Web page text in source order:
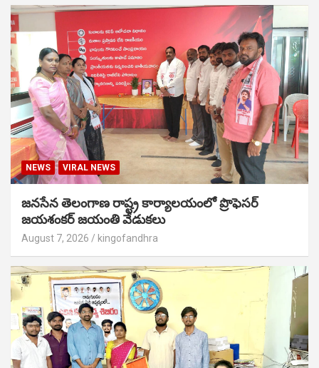
NEWS VIRAL NEWS
జనసేన తెలంగాణ రాష్ట్ర కార్యాలయంలో ప్రొఫెసర్
జయశంకర్ జయంతి వేడుకలు
August 7, 2026 kingofandhra